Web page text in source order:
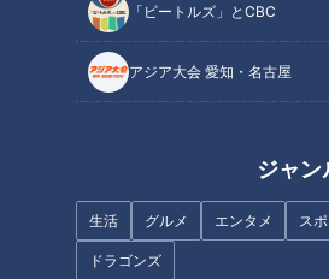
「ビートルズ」とCBC
アジア大会 愛知・名古屋
ジャン
生活 グルメ エンタメ ス
ドラゴンズ
ほぼ岐阜・可児市だけ愛されフ
ほぼ